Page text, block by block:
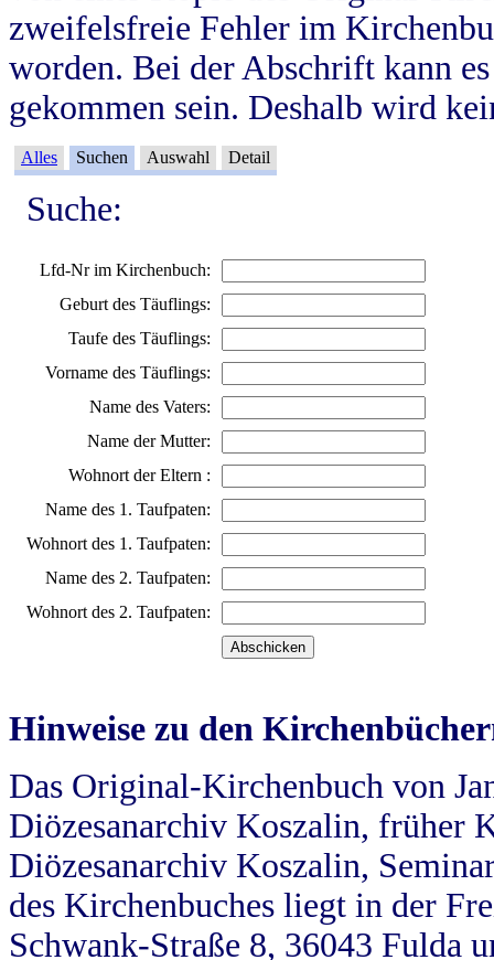
zweifelsfreie Fehler im
worden. Bei der Abschrift kann
gekommen sein. Deshalb wird
Alles Suchen Auswahl Detail
Suche:
Lfd-Nr im Kirchenbuch:
Geburt des Täuflings:
Taufe des Täuflings:
Vorname des Täuflings:
Name des Vaters:
Name der Mutter:
Wohnort der Eltern :
Name des 1. Taufpaten:
Wohnort des 1. Taufpaten:
Name des 2. Taufpaten:
Wohnort des 2. Taufpaten:
Hinweise zu den
Das Original-Kirchenbuch von
Diözesanarchiv Koszalin, früher
Diözesanarchiv Koszalin,
des Kirchenbuches liegt in der
Schwank-Straße 8, 36043 Fulda